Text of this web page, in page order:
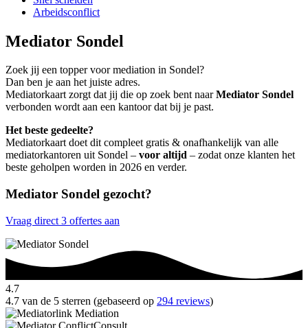
Arbeidsconflict
Mediator Sondel
Zoek jij een topper voor mediation in Sondel?
Dan ben je aan het juiste adres.
Mediatorkaart zorgt dat jij die op zoek bent naarMediator Sondel
verbonden wordt aan een kantoor dat bij je past.
Het beste gedeelte?
Mediatorkaart doet dit compleet gratis & onafhankelijk van alle
mediatorkantoren uit Sondel – voor altijd – zodat onze klanten het
beste geholpen worden in 2026 en verder.
Mediator Sondel gezocht?
Vraag direct 3 offertes aan
4.7
4.7 van de 5 sterren (gebaseerd op 294 reviews)